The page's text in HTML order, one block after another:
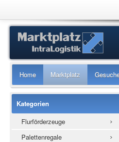
Home Marktplatz
Kategorien
Flurförderzeuge
Palettenregale